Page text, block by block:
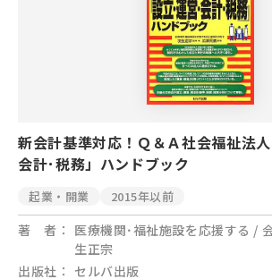
新会計基準対応！Ｑ＆Ａ社会福祉法
会計･税務」ハンドブック
起業・開業 2015年以前
著 者
医療機関･福祉施設を応援する /
生正宗
出版社
セルバ出版